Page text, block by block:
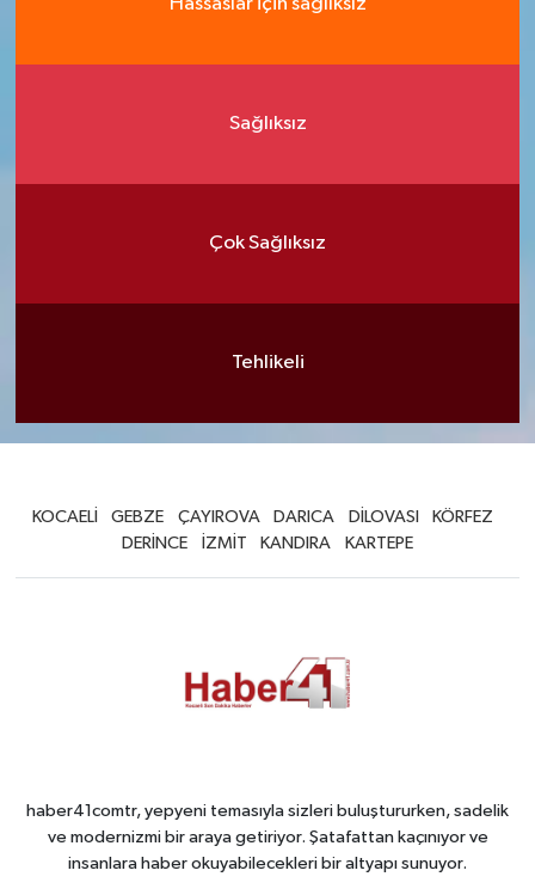
Hassaslar için sağlıksız
Sağlıksız
Çok Sağlıksız
Tehlikeli
KOCAELİ GEBZE ÇAYIROVA DARICA DİLOVASI
KÖRFEZ
DERİNCE
İZMİT KANDIRA KARTEPE
haber41comtr, yepyeni temasıyla sizleri buluştururken, sadelik
ve modernizmi bir araya getiriyor. Şatafattan kaçınıyor ve
insanlara haber okuyabilecekleri bir altyapı sunuyor.